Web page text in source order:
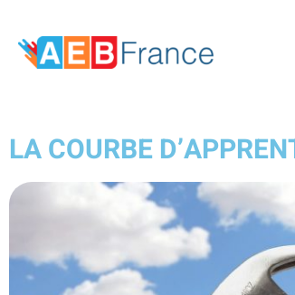
LA COURBE